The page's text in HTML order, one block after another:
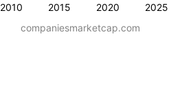
2010 2015 2020 2025
companiesmarketcap.com